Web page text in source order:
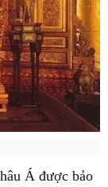
Á được bảo